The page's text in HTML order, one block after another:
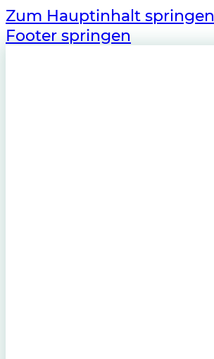
Zum Hauptinhalt springen
Footer springen